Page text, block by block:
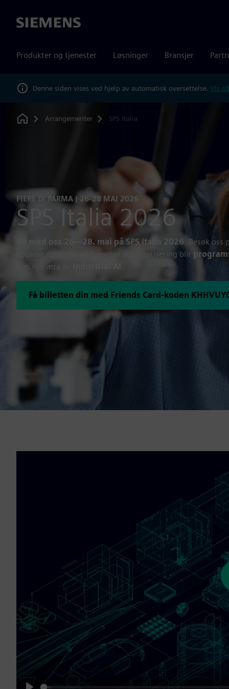
Siemens
Produkter og tjenester Løsninger Bransjer
Denne siden vises ved hjelp av automatisk oversettelse. Vis
Home
Arrangementer SPS Italia
FIERE DI PARMA | 26-28 MAI 2026
SPS Italia 2026
Bli med oss 26—28. mai på SPS Italia 2026. Besøk oss
oppleve førstehånds hvordan automatisering blir
den nye æra av
Få billetten din med Friends Card-koden